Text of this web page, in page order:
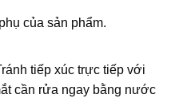
của sản phẩm.
tiếp xúc trực tiếp với
cần rửa ngay bằng nước